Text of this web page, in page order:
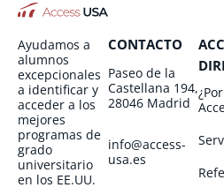
Ayudamos a
alumnos
excepcionales
a identificar y
acceder a los
mejores
programas de
grado
universitario
en los EE.UU.
CONTACTO
Paseo de la
Castellana 194,
28046 Madrid
info@access-
usa.es